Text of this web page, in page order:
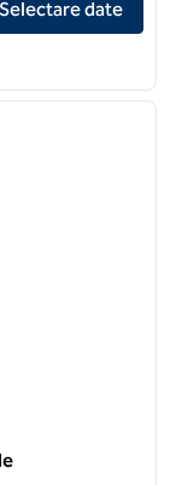
Selectare date